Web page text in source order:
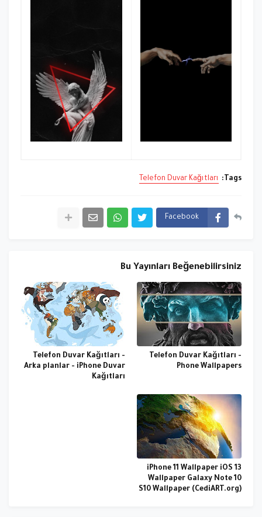
Tags:
Telefon Duvar Kağıtları
Facebook
Bu Yayınları Beğenebilirsiniz
Telefon Duvar Kağıtları -
Phone Wallpapers
Telefon Duvar Kağıtları -
Arka planlar - iPhone Duvar
Kağıtları
iPhone 11 Wallpaper iOS 13
Wallpaper Galaxy Note 10
S10 Wallpaper (CediART.org)